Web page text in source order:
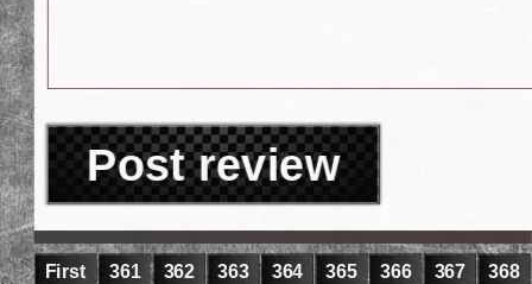
Post review
First 361 362 363 364 365 366 367 368